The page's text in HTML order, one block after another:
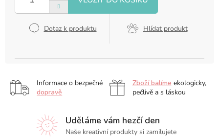
Dotaz k produktu Hlídat produkt
Informace o bezpečné
dopravě
Zboží balíme ekologicky,
pečlivě a s láskou
Uděláme vám hezčí den
Naše kreativní produkty si zamilujete